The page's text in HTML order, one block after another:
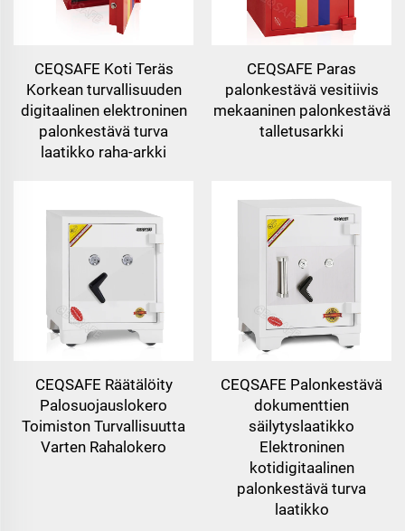
CEQSAFE Koti Teräs
Korkean turvallisuuden
digitaalinen elektroninen
palonkestävä turva
laatikko raha-arkki
CEQSAFE Paras
palonkestävä vesitiivis
mekaaninen palonkestävä
talletusarkki
CEQSAFE Räätälöity
Palosuojauslokero
Toimiston Turvallisuutta
Varten Rahalokero
CEQSAFE Palonkestävä
dokumenttien
säilytyslaatikko
Elektroninen
kotidigitaalinen
palonkestävä turva
laatikko